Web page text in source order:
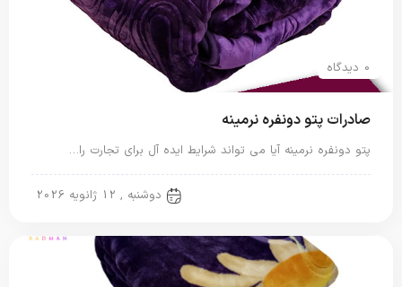
0 دیدگاه
صادرات پتو دونفره نرمینه
پتو دونفره نرمینه آیا می تواند شرایط ایده آل برای تجارت را…
دوشنبه , 12 ژانویه 2026